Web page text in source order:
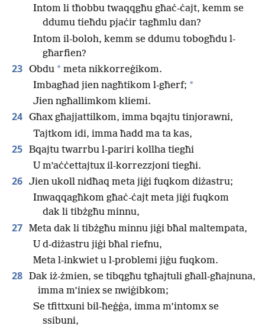
Intom li tħobbu twaqqgħu għaċ-ċajt, kemm se
ddumu tieħdu pjaċir tagħmlu dan?
Intom il-boloh, kemm se ddumu tobogħdu l-
għarfien?
23 Obdu * meta nikkorreġikom.
Imbagħad jien nagħtikom l-għerf; *
Jien ngħallimkom kliemi.
24 Għax għajjattilkom, imma bqajtu tinjorawni,
Tajtkom idi, imma ħadd ma ta kas,
25 Bqajtu twarrbu l-pariri kollha tiegħi
U m’aċċettajtux il-korrezzjoni tiegħi.
26 Jien ukoll nidħaq meta jiġi fuqkom diżastru;
Inwaqqagħkom għaċ-ċajt meta jiġi fuqkom
dak li tibżgħu minnu,
27 Meta dak li tibżgħu minnu jiġi bħal maltempata,
U d-diżastru jiġi bħal riefnu,
Meta l-inkwiet u l-problemi jiġu fuqkom.
28 Dak iż-żmien, se tibqgħu tgħajtuli għall-għajnuna,
imma m’iniex se nwiġibkom;
Se tfittxuni bil-ħeġġa, imma m’intomx se
ssibuni,